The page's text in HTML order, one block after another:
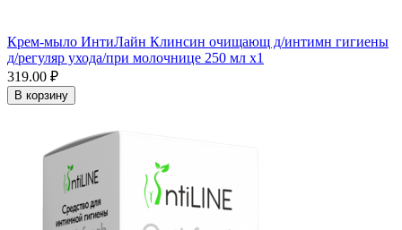
Крем-мыло ИнтиЛайн Клинсин очищающ д/интимн гигиены
д/регуляр ухода/при молочнице 250 мл x1
319.00 ₽
В корзину